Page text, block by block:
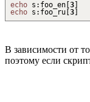
echo s : foo_en 3
echo s : foo_ru 3
В зависимости от
поэтому если